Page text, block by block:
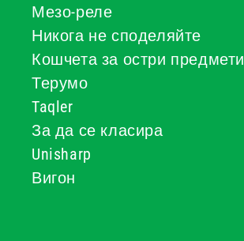
Мезо-реле
Никога не споделяйте
Кошчета за остри предмети
Терумо
Taqler
За да се класира
Unisharp
Вигон